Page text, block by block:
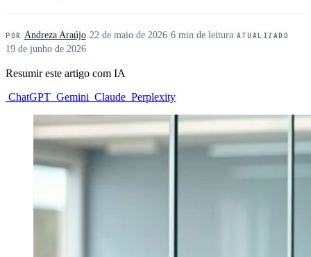
POR Andreza Araújo· 22 de maio de 2026· 6 min de leitura· ATUALIZADO
19 de junho de 2026
Resumir este artigo com IA
ChatGPT Gemini Claude Perplexity